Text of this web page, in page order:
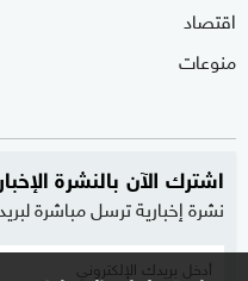
اقتصاد
منوعات
اشترك الآن بالنشرة
نشرة إخبارية ترسل مباشرة